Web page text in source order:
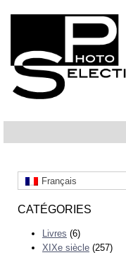
Français
CATÉGORIES
Livres (6)
XIXe siècle (257)